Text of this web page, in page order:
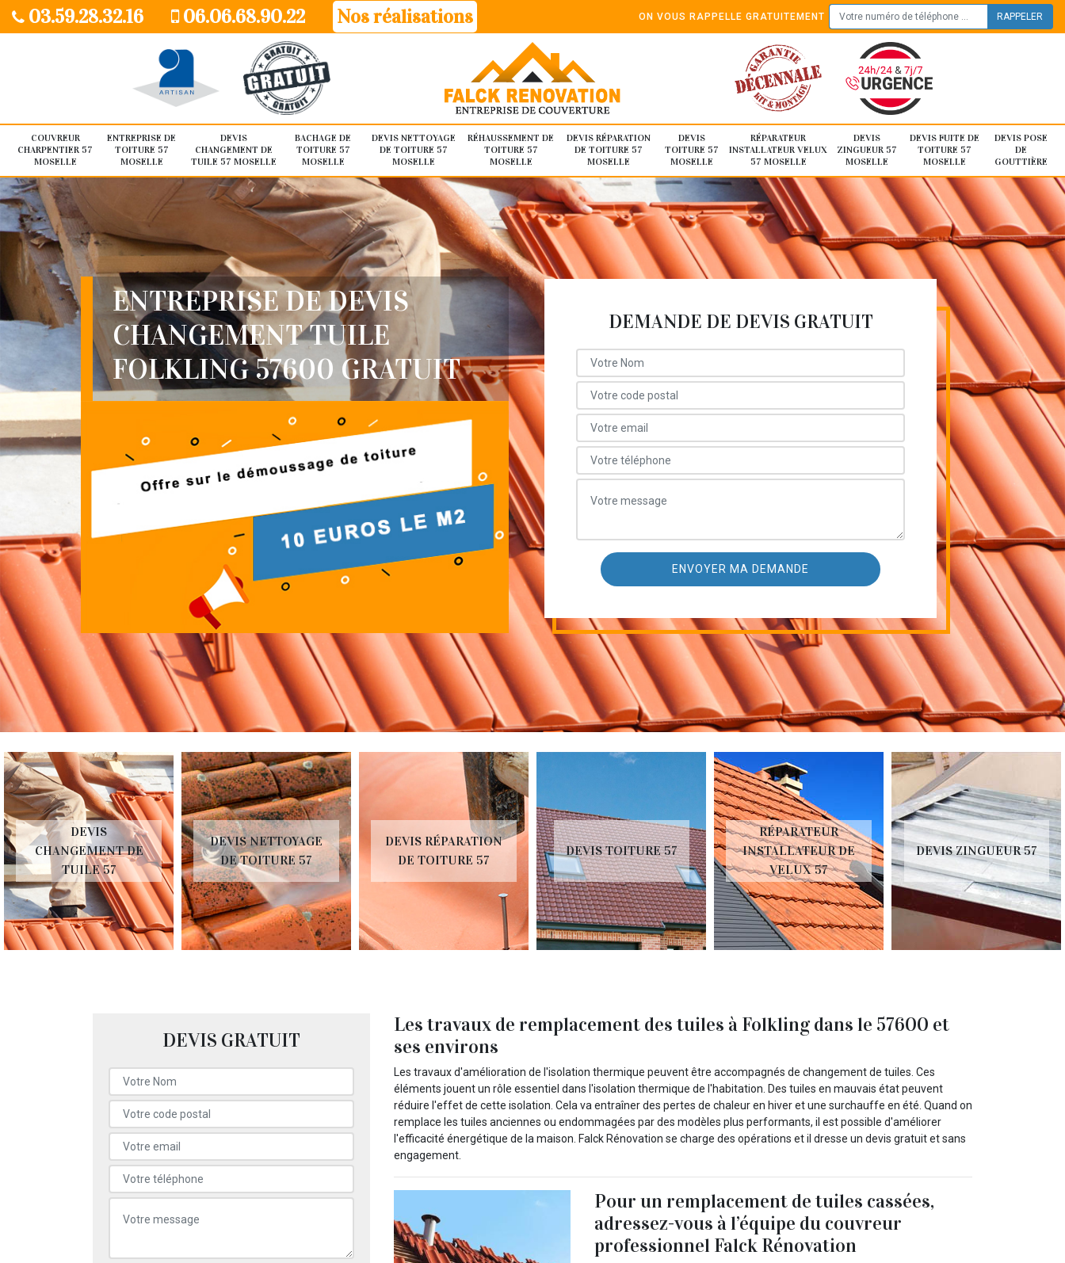
03.59.28.32.16 06.06.68.90.22 Nos réalisations ON VOUS RAPPELLE GRATUITEMENT
COUVREUR
CHARPENTIER 57
MOSELLE
ENTREPRISE DE
TOITURE 57
MOSELLE
DEVIS
CHANGEMENT DE
TUILE 57 MOSELLE
BACHAGE DE
TOITURE 57
MOSELLE
DEVIS NETTOYAGE
DE TOITURE 57
MOSELLE
RÉHAUSSEMENT DE
TOITURE 57
MOSELLE
DEVIS RÉPARATION
DE TOITURE 57
MOSELLE
DEVIS
TOITURE 57
MOSELLE
RÉPARATEUR
INSTALLATEUR VELUX
57 MOSELLE
DEVIS
ZINGUEUR 57
MOSELLE
DEVIS FUITE DE
TOITURE 57
MOSELLE
DEVIS POSE
DE
GOUTTIÈRE
ENTREPRISE DE DEVIS
CHANGEMENT TUILE
FOLKLING 57600 GRATUIT
DEMANDE DE DEVIS GRATUIT
DEVIS
CHANGEMENT DE
TUILE 57
DEVIS NETTOYAGE
DE TOITURE 57
DEVIS RÉPARATION
DE TOITURE 57
DEVIS TOITURE 57
RÉPARATEUR
INSTALLATEUR DE
VELUX 57
DEVIS ZINGUEUR 57
DEVIS GRATUIT
Les travaux de remplacement des tuiles à Folkling dans le 57600 et
ses environs
Les travaux d'amélioration de l'isolation thermique peuvent être accompagnés de changement de tuiles. Ces
éléments jouent un rôle essentiel dans l'isolation thermique de l'habitation. Des tuiles en mauvais état peuvent
réduire l'effet de cette isolation. Cela va entraîner des pertes de chaleur en hiver et une surchauffe en été. Quand on
remplace les tuiles anciennes ou endommagées par des modèles plus performants, il est possible d'améliorer
l'efficacité énergétique de la maison. Falck Rénovation se charge des opérations et il dresse un devis gratuit et sans
engagement.
Pour un remplacement de tuiles cassées,
adressez-vous à l’équipe du couvreur
professionnel Falck Rénovation